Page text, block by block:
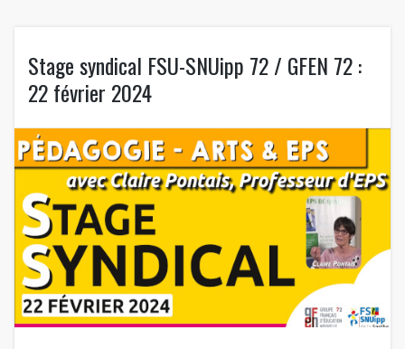
Stage syndical FSU-SNUipp 72 / GFEN 72 :
22 février 2024